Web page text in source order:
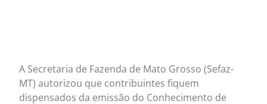
A Secretaria de Fazenda de Mato Grosso (Sefaz-
MT) autorizou que contribuintes fiquem
dispensados da emissão do Conhecimento de